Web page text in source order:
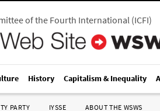
of the Fourth International(ICFI)
History Capitalism & Inequality
PARTY IYSSE ABOUT THE WSWS